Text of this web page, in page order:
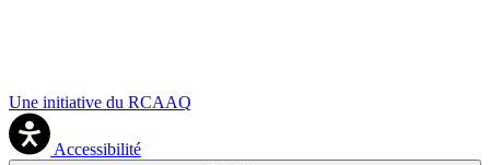
Une initiative du RCAAQ
Accessibilité